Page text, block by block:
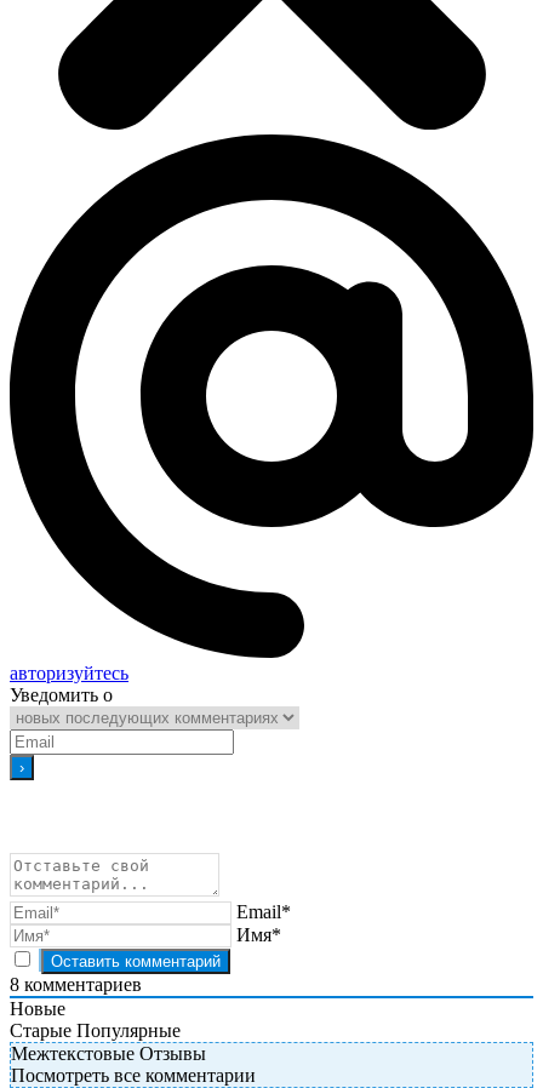
авторизуйтесь
Уведомить о
Email*
Имя*
8 комментариев
Новые
Старые Популярные
Межтекстовые Отзывы
Посмотреть все комментарии